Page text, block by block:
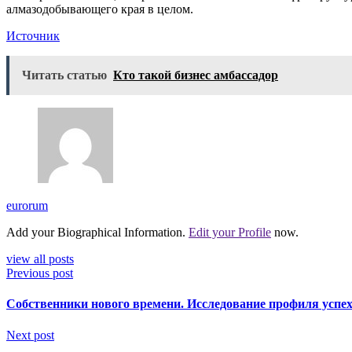
алмазодобывающего края в целом.
Источник
Читать статью Кто такой бизнес амбассадор
eurorum
Add your Biographical Information. Edit your Profile now.
view all posts
Previous post
Собственники нового времени. Исследование профиля
Next post